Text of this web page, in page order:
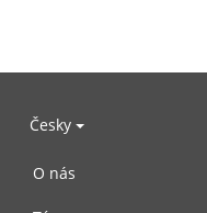
Česky
O nás